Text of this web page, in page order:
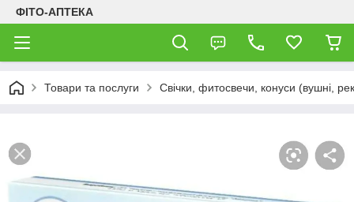
ФІТО-АПТЕКА
Товари та послуги Свічки, фитосвечи, конуси (вушні,